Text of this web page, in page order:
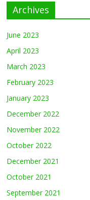
Archives
June 2023
April 2023
March 2023
February 2023
January 2023
December 2022
November 2022
October 2022
December 2021
October 2021
September 2021